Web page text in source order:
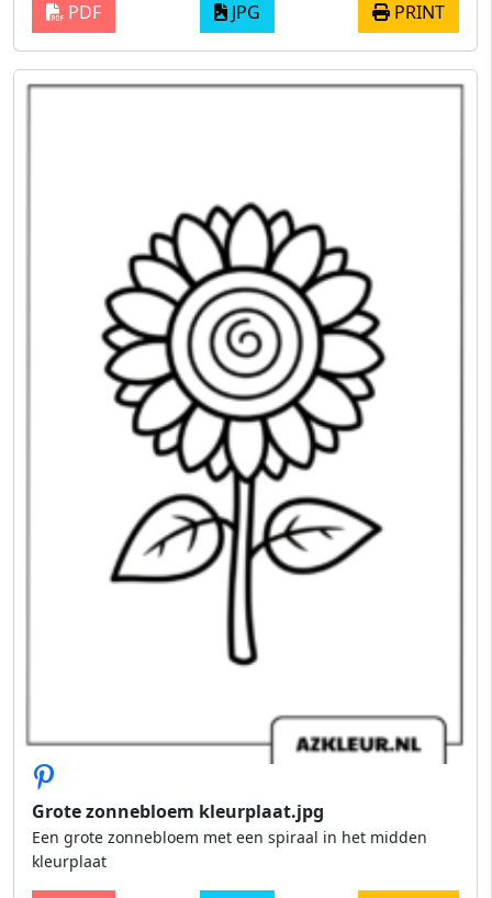
PDF JPG PRINT
Grote zonnebloem kleurplaat.jpg
Een grote zonnebloem met een spiraal in het midden
kleurplaat